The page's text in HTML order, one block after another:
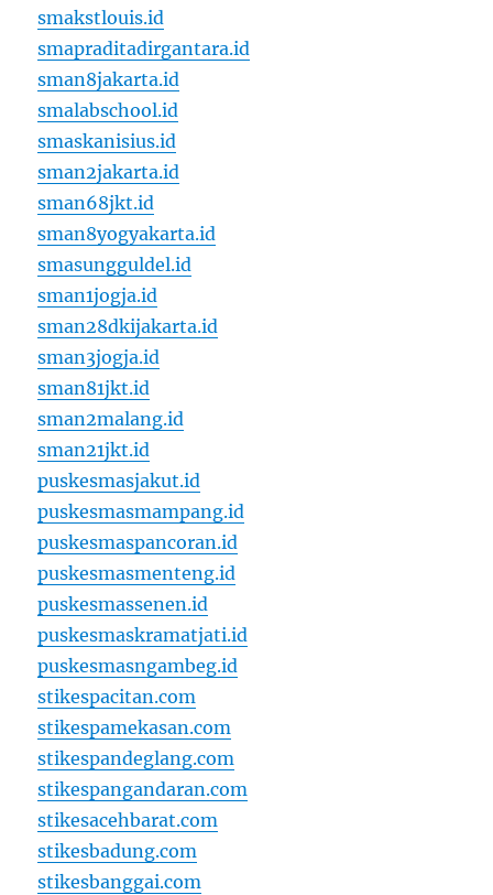
smakstlouis.id
smapraditadirgantara.id
sman8jakarta.id
smalabschool.id
smaskanisius.id
sman2jakarta.id
sman68jkt.id
sman8yogyakarta.id
smasungguldel.id
sman1jogja.id
sman28dkijakarta.id
sman3jogja.id
sman81jkt.id
sman2malang.id
sman21jkt.id
puskesmasjakut.id
puskesmasmampang.id
puskesmaspancoran.id
puskesmasmenteng.id
puskesmassenen.id
puskesmaskramatjati.id
puskesmasngambeg.id
stikespacitan.com
stikespamekasan.com
stikespandeglang.com
stikespangandaran.com
stikesacehbarat.com
stikesbadung.com
stikesbanggai.com